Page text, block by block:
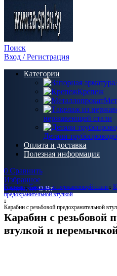
Поиск
Вход / Регистрация
Категории
Крепеж
нержавеющей стали
Детали
Оплата и доставка
Полезная информация
0 Сравнить
Избранное
0элемент 0Br
Главная Такелаж из нержавеющей стали
предохранительной втулкой
Карабин с резьбовой предохранительной
Карабин с резьбовой
втулкой и